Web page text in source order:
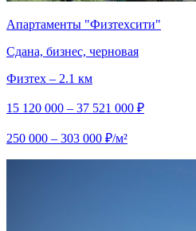
Апартаменты "Физтехсити"
Сдана, бизнес, черновая
Физтех – 2.1 км
15 120 000 – 37 521 000 ₽
250 000 – 303 000 ₽/м²